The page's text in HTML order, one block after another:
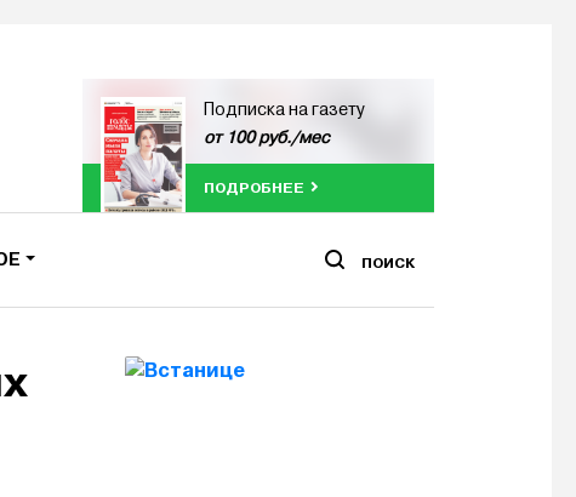
Подписка на газету
от 100 руб./мес
ПОДРОБНЕЕ
ПОИСК